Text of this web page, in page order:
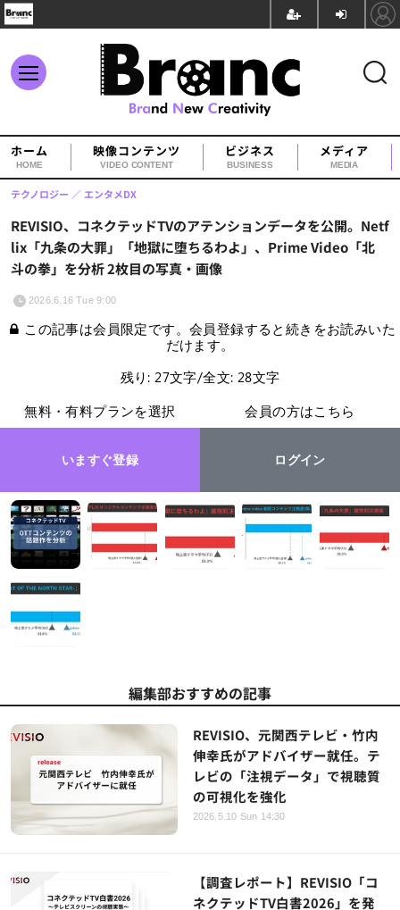
ホーム
HOME
映像コンテンツ
VIDEO CONTENT
ビジネス
BUSINESS
メディア
MEDIA
REVISIO、コネクテッドTVのアテンションデータを公開。Netf
lix「九条の大罪」「地獄に堕ちるわよ」、Prime Video「北
斗の拳」を分析 2枚目の写真・画像
テクノロジー エンタメDX
2026.6.16 Tue 9:00
この記事は会員限定です。会員登録すると続きをお読みいた
だけます。
残り: 27文字/全文: 28文字
無料・有料プランを選択
いますぐ登録
会員の方はこちら
ログイン
編集部おすすめの記事
REVISIO、元関西テレビ・竹内
伸幸氏がアドバイザー就任。テ
レビの「注視データ」で視聴質
の可視化を強化
2026.5.10 Sun 14:30
【調査レポート】REVISIO「コ
ネクテッドTV白書2026」を発